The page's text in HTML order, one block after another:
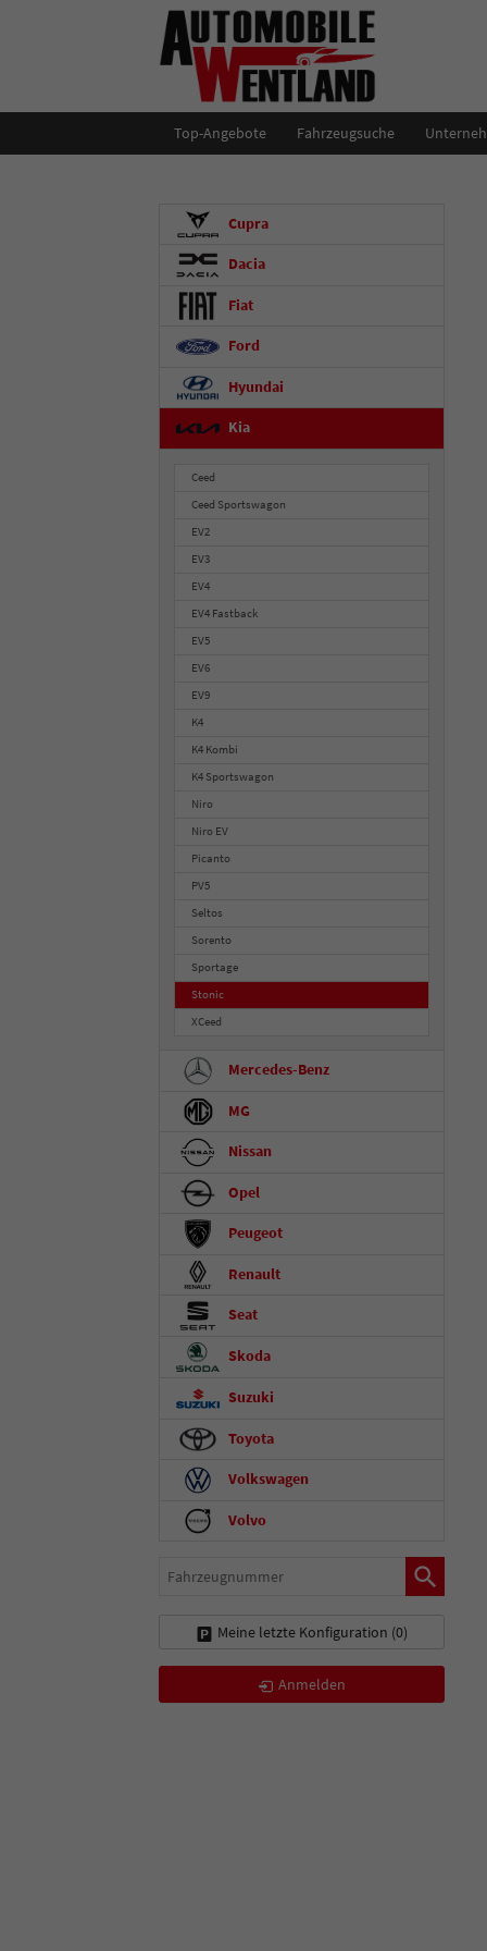
Top-Angebote Fahrzeugsuche
Cupra
Dacia
Fiat
Ford
Hyundai
Kia
Ceed
Ceed Sportswagon
EV2
EV3
EV4
EV4 Fastback
EV5
EV6
EV9
K4
K4 Kombi
K4 Sportswagon
Niro
Niro EV
Picanto
PV5
Seltos
Sorento
Sportage
Stonic
XCeed
Mercedes-Benz
MG
Nissan
Opel
Peugeot
Renault
Seat
Skoda
Suzuki
Toyota
Volkswagen
Volvo
Fahrzeugnummer
Meine letzte Konfiguration (0)
Anmelden